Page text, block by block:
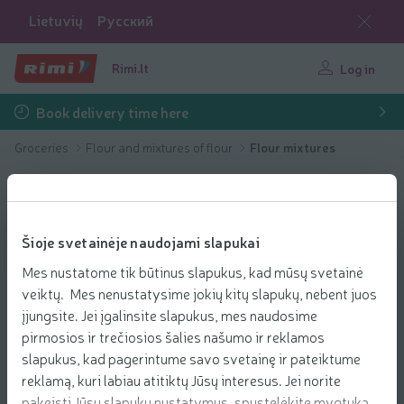
Šioje svetainėje naudojami slapukai
Mes nustatome tik būtinus slapukus, kad mūsų svetainė
veiktų. Mes nenustatysime jokių kitų slapukų, nebent juos
įjungsite. Jei įgalinsite slapukus, mes naudosime
pirmosios ir trečiosios šalies našumo ir reklamos
slapukus, kad pagerintume savo svetainę ir pateiktume
reklamą, kuri labiau atitiktų Jūsų interesus. Jei norite
Lietuvių Русский
Rimi.lt Log in
Book delivery time here
Groceries Flour and mixtures of flour Flour mixtures